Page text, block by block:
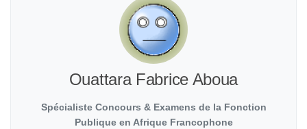
Ouattara Fabrice Aboua
Spécialiste Concours & Examens de la Fonction
Publique en Afrique Francophone